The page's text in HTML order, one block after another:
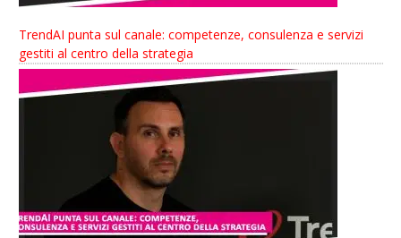
TrendAI punta sul canale: competenze, consulenza e servizi
gestiti al centro della strategia